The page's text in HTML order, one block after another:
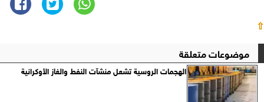
⇧
موضوعات متعلقة
الهجمات الروسية تشعل منشآت النفط والغاز الأوكرانية